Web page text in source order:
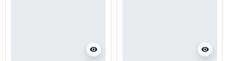
visibility visibility